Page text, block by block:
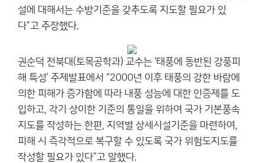
설에 대해서는 수방기준을 갖추도록 지도할 필요가 있
다”고 주장했다.
권순덕 전북대(토목공학과) 교수는 ‘태풍에 동반된 강풍피
해 특성’ 주제발표에서 “2000년 이후 태풍의 강한 바람에
의한 피해가 증가함에 따라 내풍 성능에 대한 인증제를 도
입하고, 각기 상이한 기준의 통일을 위하여 국가 기본풍속
지도를 작성하는 한편, 지역별 상세시설기준을 마련하여,
피해 시 즉각적으로 복구할 수 있도록 국가 위험도지도를
작성할 필요가 있다”고 말했다.